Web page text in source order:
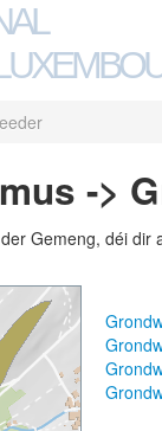
->
Gemeng, déi